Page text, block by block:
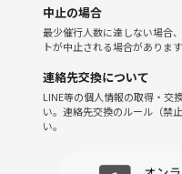
クテルなどを一人2缶程度用意
※ちなみに主催者はお酒が飲
もお気軽にご参加ください👍
④撤収について
⚫︎終了時刻に合わせて撤収し
協力しながら灰の処理やゴミ
中止の場合
最少催行人数に達しない場合
トが中止される場合がありま
連絡先交換について
LINE等の個人情報の取得・交
い。連絡先交換のルール（禁
い。